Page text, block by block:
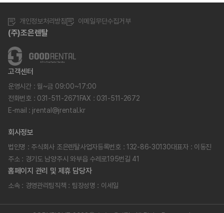
(주)조은렌탈
개인정보처리방침 이메일무단수집거부
고객센터
운영시간 : 월~금 09:00~17:00
전화번호 : 031-511-2671 FAX : 031-511-2672
E-mail : jrental@jrental.kr
회사정보
법인명 : 주식회사 조은렌탈사업자등록번호 : 132-86-30130대표자 : 이동진
주소 : 경기도 남양주시 와부읍 수레로195번길 41
홈페이지 관리 및 제휴 담당자
소속 : 경영관리팀직책 : 팀장성명 : 이세일